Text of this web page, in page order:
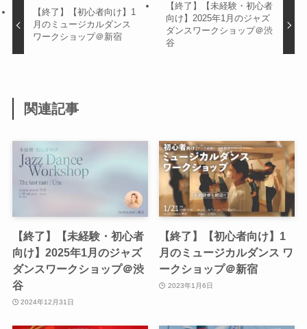
【終了】【初心者向け】1
月のミュージカルダンス
ワークショップ＠新宿
【終了】【未経験・初心者
向け】2025年1月のジャズ
ダンスワークショップ＠渋
谷
関連記事
【終了】【未経験・初心者
向け】2025年1月のジャズ
ダンスワークショップ＠渋
谷
2024年12月31日
【終了】【初心者向け】1
月のミュージカルダンス ワ
ークショップ＠新宿
2023年1月6日